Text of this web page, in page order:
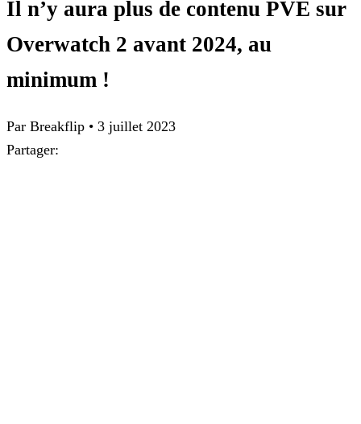
Il n’y aura plus de contenu PVE sur
Overwatch 2 avant 2024, au
minimum !
Par Breakflip • 3 juillet 2023
Partager: